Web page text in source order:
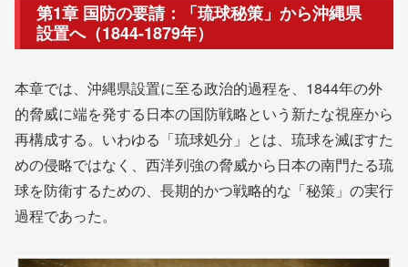
第1章 国防の要請：「琉球秘策」から沖縄県
設置へ（1844-1879年）
本章では、沖縄県設置に至る政治的過程を、1844年の外
的脅威に端を発する日本の国防戦略という新たな視座から
再構成する。いわゆる「琉球処分」とは、琉球を滅ぼすた
めの侵略ではなく、西洋列強の脅威から日本の南門たる琉
球を防衛するための、長期的かつ戦略的な「秘策」の実行
過程であった。